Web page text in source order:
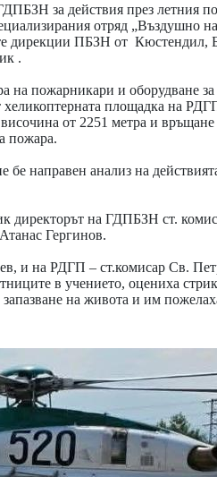
за действия през летния
отряд „Въздушно
дирекции ПБЗН от Кюстендил,
.
на пожарникари и оборудване за
площадка на
от 2251 метра и връщане
пожара.
направен анализ на
директорът на ГДПБЗН ст.
Гергинов.
и на РДГП – ст.комисар Св.
в учението, оцениха
на живота и им